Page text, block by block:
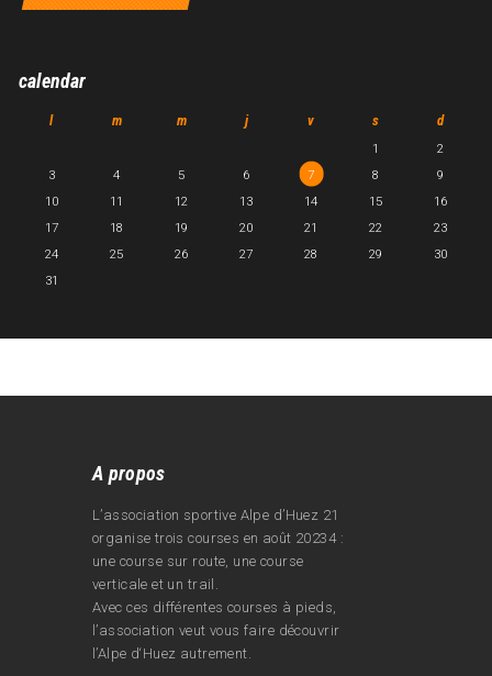
calendar
l m m j v s d
1
2
3
4 5 6 7 8
9
10
11 12 13 14 15
16
17
18 19 20 21 22
23
24
25 26 27 28 29
30
31
A propos
L’association sportive Alpe d’Huez 21
organise trois courses en août 20234 :
une course sur route, une course
verticale et un trail.
Avec ces différentes courses à pieds,
l’association veut vous faire découvrir
l’Alpe d‘Huez autrement.